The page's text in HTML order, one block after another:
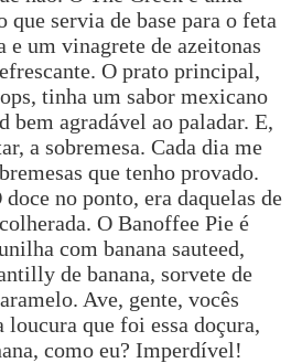
que servia de base para o feta
e um vinagrete de azeitonas
O prato principal,
tinha um sabor mexicano
bem agradável ao paladar. E,
a sobremesa. Cada dia me
que tenho provado.
no ponto, era daquelas de
O Banoffee Pie é
com banana sauteed,
de banana, sorvete de
Ave, gente, vocês
loucura que foi essa doçura,
como eu? Imperdível!